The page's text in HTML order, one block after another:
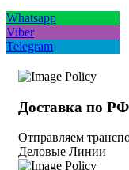
Whatsapp
Viber
Telegram
Доставка по РФ
Отправляем
Деловые Линии